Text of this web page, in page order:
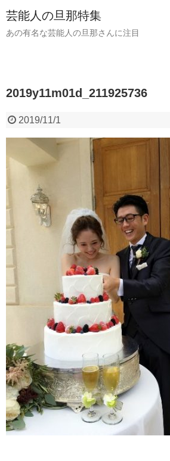
芸能人の旦那特集
あの有名な芸能人の旦那さんに注目
2019y11m01d_211925736
2019/11/1